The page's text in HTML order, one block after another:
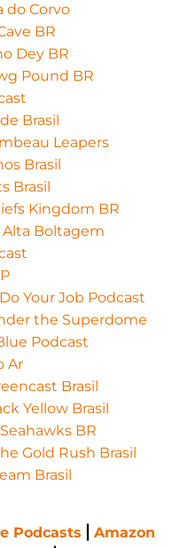
do Corvo
BR
Dey BR
Pound BR
Brasil
Leapers
Brasil
Brasil
Kingdom BR
Alta Boltagem
Do Your Job Podcast
the Superdome
Podcast
Ar
Brasil
Yellow Brasil
BR
Gold Rush Brasil
Brasil
Podcasts
Amazon